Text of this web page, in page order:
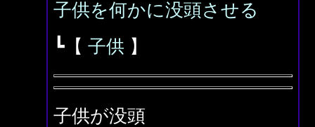
子供を何かに没頭させる
┗【 子供 】
子供が没頭